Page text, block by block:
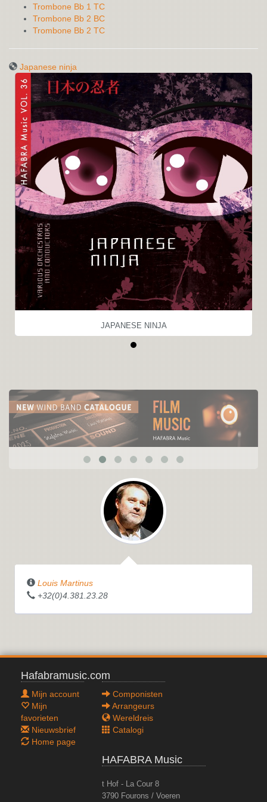
Trombone Bb 1 TC
Trombone Bb 2 BC
Trombone Bb 2 TC
Japanese ninja
JAPANESE NINJA
Louis Martinus
+32(0)4.381.23.28
Hafabramusic.com
Mijn account
Mijn
favorieten
Nieuwsbrief
Home page
Componisten
Arrangeurs
Wereldreis
Catalogi
HAFABRA Music
t Hof - La Cour 8
3790 Fourons / Voeren